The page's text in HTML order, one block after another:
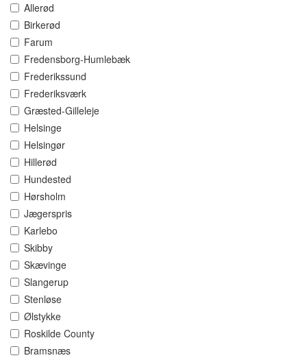
Allerød
Birkerød
Farum
Fredensborg-Humlebæk
Frederikssund
Frederiksværk
Græsted-Gilleleje
Helsinge
Helsingør
Hillerød
Hundested
Hørsholm
Jægerspris
Karlebo
Skibby
Skævinge
Slangerup
Stenløse
Ølstykke
Roskilde County
Bramsnæs